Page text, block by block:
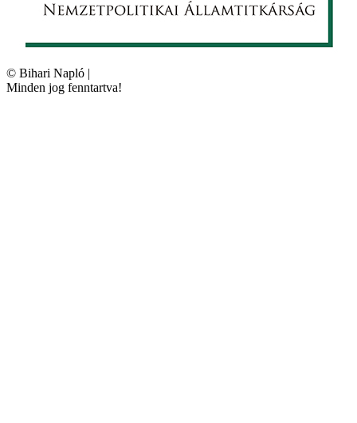
© Bihari Napló |
Minden jog fenntartva!